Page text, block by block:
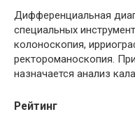
Дифференциальная
специальных
колоноскопия,
ректороманоскопия.
назначается анализ
Рейтинг